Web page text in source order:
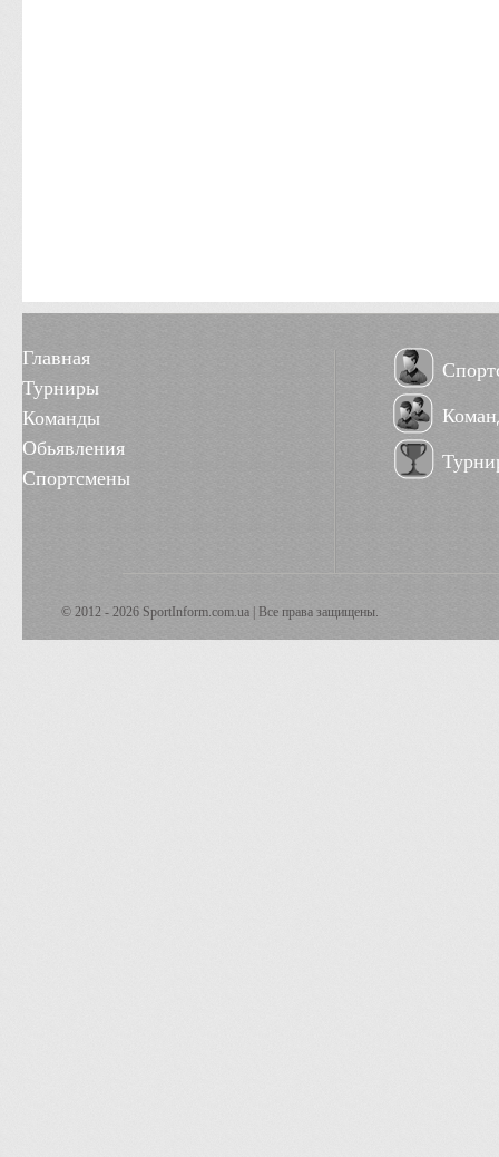
Главная
Турниры
Команды
Обьявления
Спортсмены
© 2012 - 2026 SportInform.com.ua | Все права защищены.